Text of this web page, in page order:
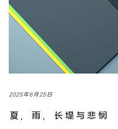
2025年6月25日
夏，雨，长堤与悲悯